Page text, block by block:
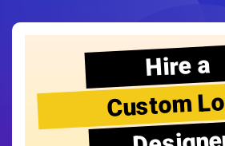
Hire a
Custom